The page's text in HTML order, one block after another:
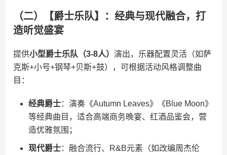
（二）【爵士乐队】：经典与现代融合，打
造听觉盛宴
提供​​小型爵士乐队（3-8人）​ ​演出，乐器配置灵活（如萨
克斯+小号+钢琴+贝斯+鼓），可根据活动风格调整曲
目：
​经典爵士​​：演奏《Autumn Leaves》《Blue Moon》
等经典曲目，适合高端商务晚宴、红酒品鉴会，营
造优雅氛围；
​现代爵士​​：融合流行、R&B元素（如改编周杰伦